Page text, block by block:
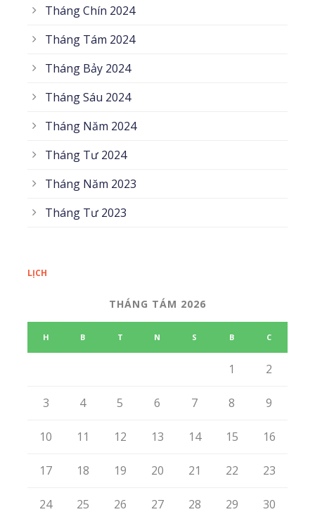
Tháng Chín 2024
Tháng Tám 2024
Tháng Bảy 2024
Tháng Sáu 2024
Tháng Năm 2024
Tháng Tư 2024
Tháng Năm 2023
Tháng Tư 2023
LỊCH
THÁNG TÁM 2026
H B T N S B C
1 2
3 4 5 6 7 8 9
10 11 12 13 14 15 16
17 18 19 20 21 22 23
24 25 26 27 28 29 30